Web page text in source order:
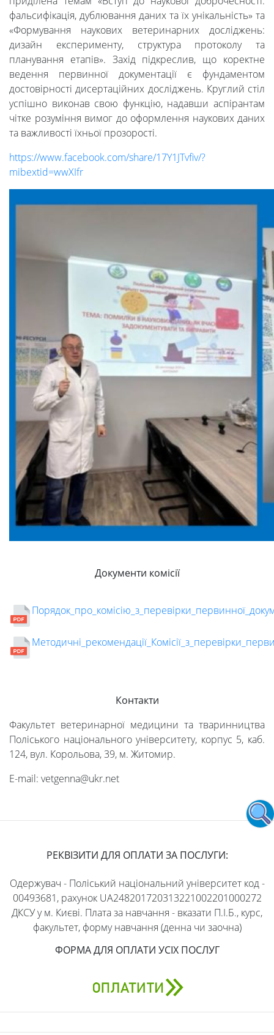
фальсифікація, дублювання даних та їх унікальність» та
«Формування наукових ветеринарних досліджень:
дизайн експерименту, структура протоколу та
планування етапів». Захід підкреслив, що коректне
ведення первинної документації є фундаментом
достовірності дисертаційних досліджень. Круглий стіл
успішно виконав свою функцію, надавши аспірантам
чітке розуміння вимог до оформлення наукових даних
та важливості їхньої прозорості.
https://www.facebook.com/share/17Y1JTvfiv/?
mibextid=wwXIfr
Документи комісії
Контакти
Факультет ветеринарної медицини та тваринництва
Поліського національного університету, корпус 5, каб.
124, вул. Корольова, 39, м. Житомир.
E-mail: vetgenna@ukr.net
РЕКВІЗИТИ ДЛЯ ОПЛАТИ ЗА ПОСЛУГИ:
Одержувач - Поліський національний університет код -
00493681, рахунок UA248201720313221002201000272
ДКСУ у м. Києві. Плата за навчання - вказати П.І.Б., курс,
факультет, форму навчання (денна чи заочна)
ФОРМА ДЛЯ ОПЛАТИ УСІХ ПОСЛУГ